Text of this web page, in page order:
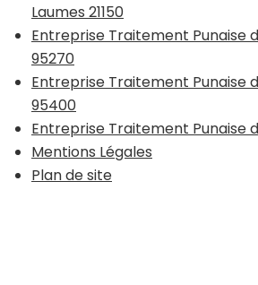
Laumes 21150
Entreprise Traitement Punaise
95270
Entreprise Traitement Punaise
95400
Entreprise Traitement Punaise
Mentions Légales
Plan de site